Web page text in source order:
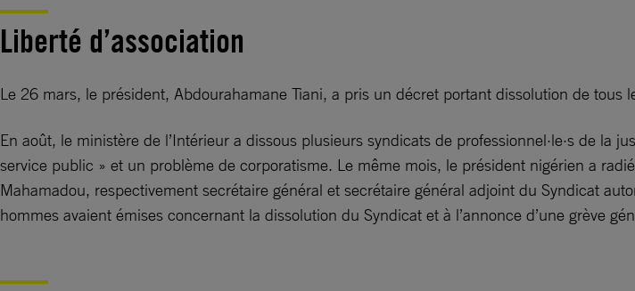
Liberté d’association
Le 26 mars, le président, Abdourahamane Tiani, a pris un décret portant dissolution de tous
En août, le ministère de l’Intérieur a dissous plusieurs syndicats de professionnel·le·s de
service public » et un problème de corporatisme. Le même mois, le président nigérien a
Mahamadou, respectivement secrétaire général et secrétaire général adjoint du Syndicat
hommes avaient émises concernant la dissolution du Syndicat et à l’annonce d’une grève